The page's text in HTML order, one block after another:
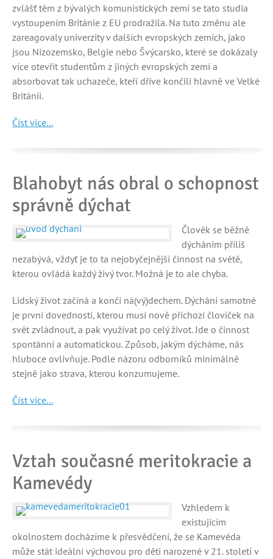
zvlášť těm z bývalých komunistických zemí se tato studia
vystoupením Británie z EU prodražila. Na tuto změnu ale
zareagovaly univerzity v dalších evropských zemích, jako
jsou Nizozemsko, Belgie nebo Švýcarsko, které se dokázaly
více otevřít studentům z jiných evropských zemí a
absorbovat tak uchazeče, kteří dříve končili hlavně ve Velké
Británii.
Číst více...
Blahobyt nás obral o schopnost
správně dýchat
Člověk se běžně
dýcháním příliš
nezabývá, vždyť je to ta nejobyčejnější činnost na světě,
kterou ovládá každý živý tvor. Možná je to ale chyba.
Lidský život začíná a končí ná(vý)dechem. Dýchání samotné
je první dovedností, kterou musí nově příchozí človíček na
svět zvládnout, a pak využívat po celý život. Jde o činnost
spontánní a automatickou. Způsob, jakým dýcháme, nás
hluboce ovlivňuje. Podle názoru odborníků minimálně
stejně jako strava, kterou konzumujeme.
Číst více...
Vztah současné meritokracie a
Kamevédy
Vzhledem k
existujícím
okolnostem docházíme k přesvědčení, že se Kamevéda
může stát ideální výchovou pro děti narozené v 21. století v